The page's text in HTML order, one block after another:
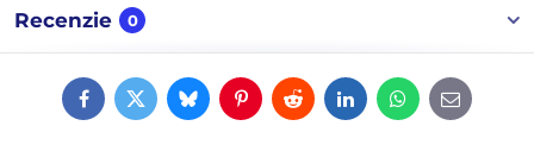
Recenzie 0
FacebookTwitterBlueskyPinterestRedditLinkedInWhatsApp
E-
mail